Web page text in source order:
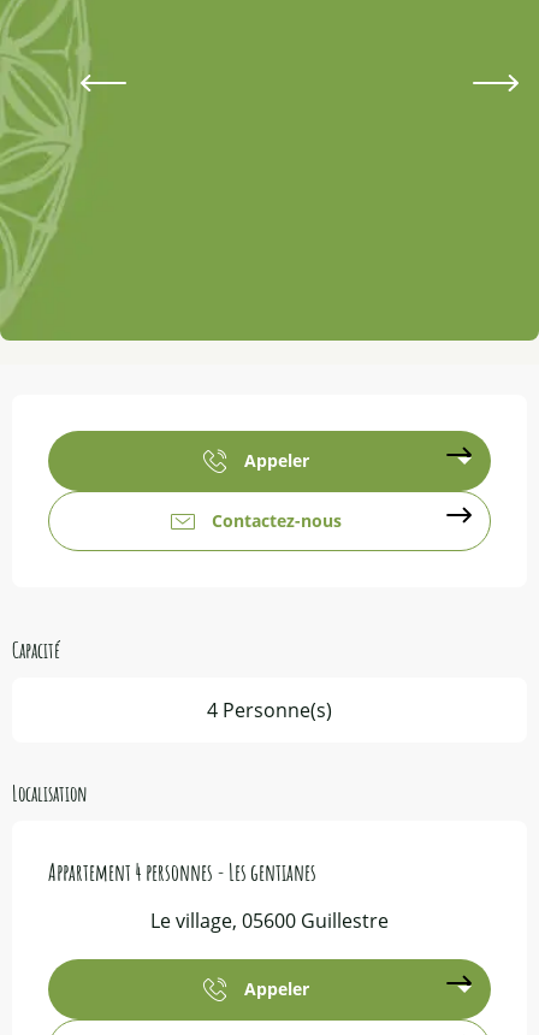
Appeler
Contactez-nous
Capacité
4 Personne(s)
Localisation
Appartement 4 personnes - Les gentianes
Le village, 05600 Guillestre
Appeler